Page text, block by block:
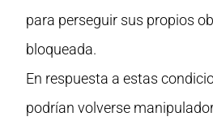
para perseguir sus propios
bloqueada.
En respuesta a estas
podrían volverse